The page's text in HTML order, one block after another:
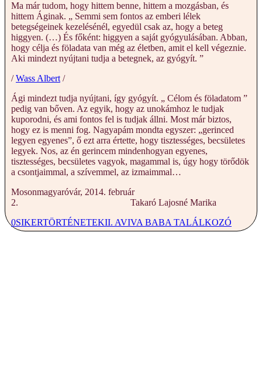
Ma már tudom, hogy hittem benne, hittem a mozgásban, és
hittem Áginak. „ Semmi sem fontos az emberi lélek
betegségeinek kezelésénél, egyedül csak az, hogy a beteg
higgyen. (…) És főként: higgyen a saját gyógyulásában. Abban,
hogy célja és föladata van még az életben, amit el kell végeznie.
Aki mindezt nyújtani tudja a betegnek, az gyógyít. ”
/Wass Albert /
Ági mindezt tudja nyújtani, így gyógyít. „ Célom és föladatom ”
pedig van bőven. Az egyik, hogy az unokámhoz le tudjak
kuporodni, és ami fontos fel is tudjak állni. Most már biztos,
hogy ez is menni fog. Nagyapám mondta egyszer: „gerinced
legyen egyenes”, ő ezt arra értette, hogy tisztességes, becsületes
legyek. Nos, az én gerincem mindenhogyan egyenes,
tisztességes, becsületes vagyok, magammal is, úgy hogy törődök
a csontjaimmal, a szívemmel, az izmaimmal…
Mosonmagyaróvár, 2014. február
2. Takaró Lajosné Marika
0SIKERTÖRTÉNETEKII. AVIVA BABA TALÁLKOZÓ